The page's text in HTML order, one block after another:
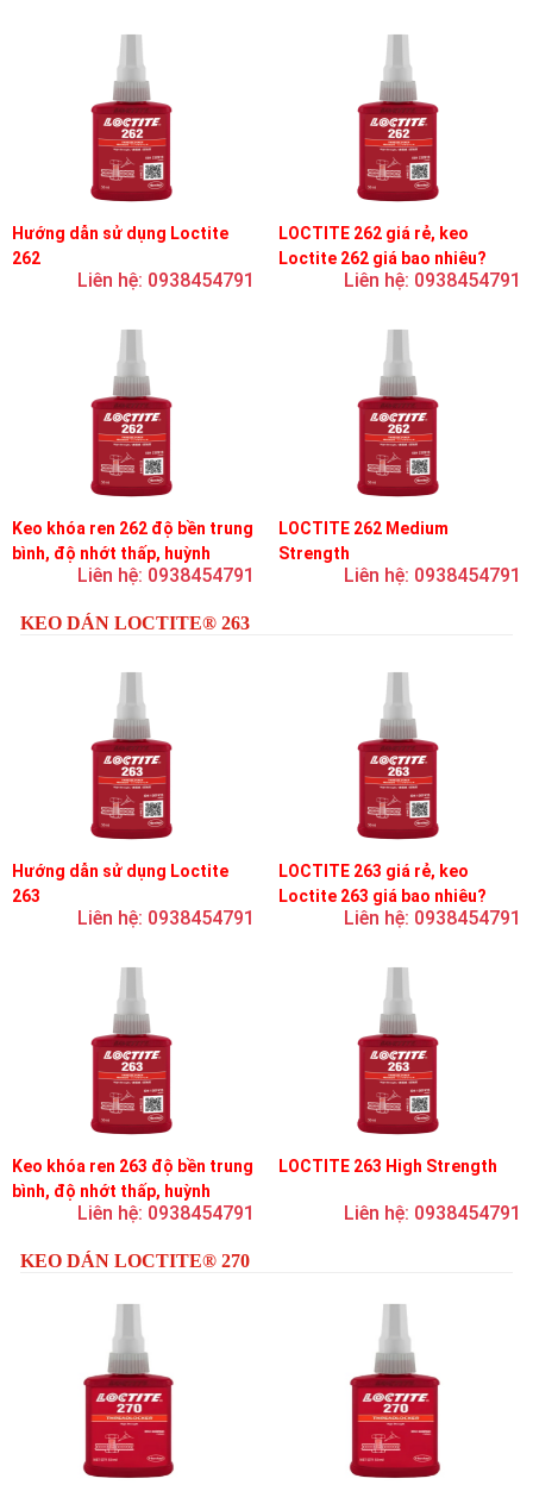
Hướng dẫn sử dụng Loctite
262
Liên hệ: 0938454791
LOCTITE 262 giá rẻ, keo
Loctite 262 giá bao nhiêu?
Liên hệ: 0938454791
Keo khóa ren 262 độ bền trung
bình, độ nhớt thấp, huỳnh
Liên hệ: 0938454791
LOCTITE 262 Medium
Strength
Liên hệ: 0938454791
KEO DÁN LOCTITE® 263
Hướng dẫn sử dụng Loctite
263
Liên hệ: 0938454791
LOCTITE 263 giá rẻ, keo
Loctite 263 giá bao nhiêu?
Liên hệ: 0938454791
Keo khóa ren 263 độ bền trung
bình, độ nhớt thấp, huỳnh
Liên hệ: 0938454791
LOCTITE 263 High Strength
Liên hệ: 0938454791
KEO DÁN LOCTITE® 270